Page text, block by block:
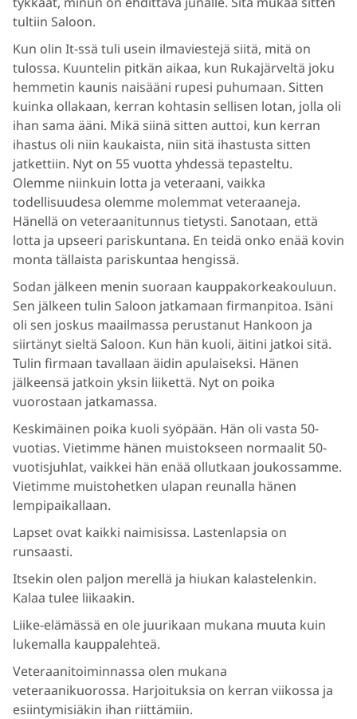
tultiin Saloon.
Kun olin It-ssä tuli usein ilmaviestejä siitä, mitä on
tulossa. Kuuntelin pitkän aikaa, kun Rukajärveltä joku
hemmetin kaunis naisääni rupesi puhumaan. Sitten
kuinka ollakaan, kerran kohtasin sellisen lotan, jolla oli
ihan sama ääni. Mikä siinä sitten auttoi, kun kerran
ihastus oli niin kaukaista, niin sitä ihastusta sitten
jatkettiin. Nyt on 55 vuotta yhdessä tepasteltu.
Olemme niinkuin lotta ja veteraani, vaikka
todellisuudesa olemme molemmat veteraaneja.
Hänellä on veteraanitunnus tietysti. Sanotaan, että
lotta ja upseeri pariskuntana. En teidä onko enää kovin
monta tällaista pariskuntaa hengissä.
Sodan jälkeen menin suoraan kauppakorkeakouluun.
Sen jälkeen tulin Saloon jatkamaan firmanpitoa. Isäni
oli sen joskus maailmassa perustanut Hankoon ja
siirtänyt sieltä Saloon. Kun hän kuoli, äitini jatkoi sitä.
Tulin firmaan tavallaan äidin apulaiseksi. Hänen
jälkeensä jatkoin yksin liikettä. Nyt on poika
vuorostaan jatkamassa.
Keskimäinen poika kuoli syöpään. Hän oli vasta 50-
vuotias. Vietimme hänen muistokseen normaalit 50-
vuotisjuhlat, vaikkei hän enää ollutkaan joukossamme.
Vietimme muistohetken ulapan reunalla hänen
lempipaikallaan.
Lapset ovat kaikki naimisissa. Lastenlapsia on
runsaasti.
Itsekin olen paljon merellä ja hiukan kalastelenkin.
Kalaa tulee liikaakin.
Liike-elämässä en ole juurikaan mukana muuta kuin
lukemalla kauppalehteä.
Veteraanitoiminnassa olen mukana
veteraanikuorossa. Harjoituksia on kerran viikossa ja
esiintymisiäkin ihan riittämiin.